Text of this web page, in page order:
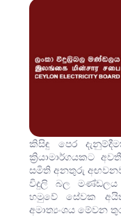
කිසිඳු පෙර
ක්‍රියාමාර්ගයකට
සමිති අනතුරු
විදුලි බල මණ්ඩලය
හමුවේ සේවක
අමාත්‍යංශය මේවන